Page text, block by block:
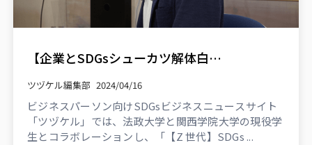
【企業とSDGsシューカツ解体白書参加学生の対話】企業の取り組み、どこまで共感？「マテリアリティ」策定とSDGsへの貢献
ツヅケル編集部 2024/04/16
ビジネスパーソン向けSDGsビジネスニュースサイト
「ツヅケル」では、法政大学と関西学院大学の現役学
生とコラボレーションし、「【Z 世代】SDGs ...